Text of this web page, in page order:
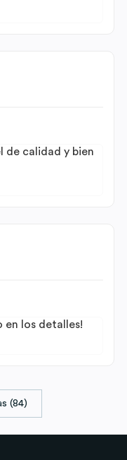
de calidad y bien
en los detalles!
(84)